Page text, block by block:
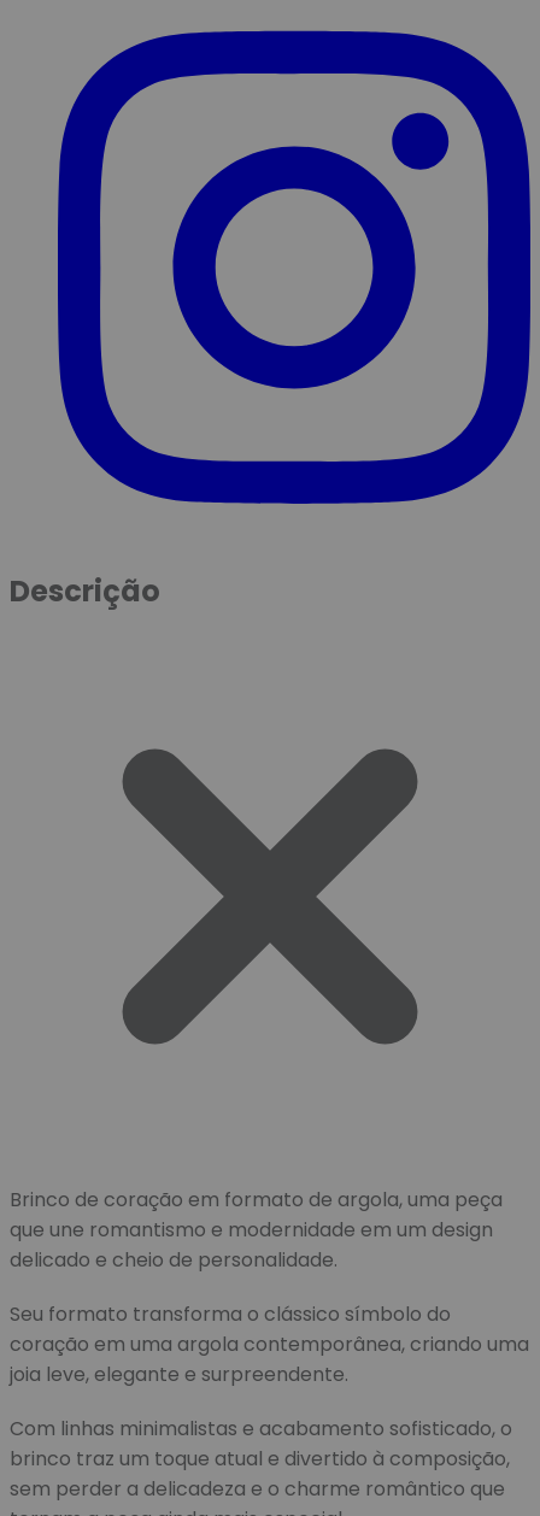
Descrição
Brinco de coração em formato de argola, uma peça
que une romantismo e modernidade em um design
delicado e cheio de personalidade.
Seu formato transforma o clássico símbolo do
coração em uma argola contemporânea, criando uma
joia leve, elegante e surpreendente.
Com linhas minimalistas e acabamento sofisticado, o
brinco traz um toque atual e divertido à composição,
sem perder a delicadeza e o charme romântico que